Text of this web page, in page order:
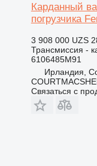
Карданный
погрузчика
3 908 000 UZS
Трансмиссия -
6106485M91
Ирландия,
Связаться с